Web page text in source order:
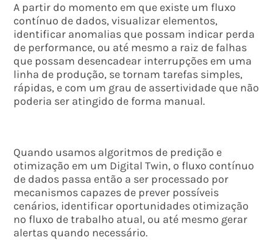
A partir do momento em que existe um fluxo
contínuo de dados, visualizar elementos,
identificar anomalias que possam indicar perda
de performance, ou até mesmo a raiz de falhas
que possam desencadear interrupções em uma
linha de produção, se tornam tarefas simples,
rápidas, e com um grau de assertividade que não
poderia ser atingido de forma manual.
Quando usamos algoritmos de predição e
otimização em um Digital Twin, o fluxo contínuo
de dados passa então a ser processado por
mecanismos capazes de prever possíveis
cenários, identificar oportunidades otimização
no fluxo de trabalho atual, ou até mesmo gerar
alertas quando necessário.